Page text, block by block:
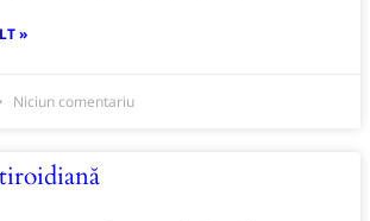
»
Niciun comentariu